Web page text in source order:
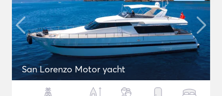
San Lorenzo Motor yacht